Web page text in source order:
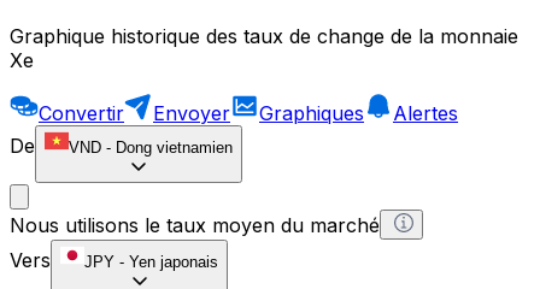
Graphique historique des taux de change de la monnaie
Xe
Convertir Envoyer Graphiques
Alertes
De
VND - Dong vietnamien
Nous utilisons le taux moyen du marché
Vers
JPY - Yen japonais